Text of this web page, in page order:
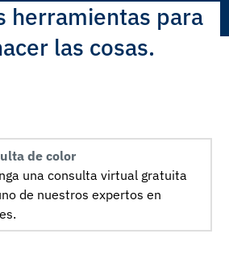
herramientas para
las cosas.
de color
una consulta virtual gratuita
de nuestros expertos en